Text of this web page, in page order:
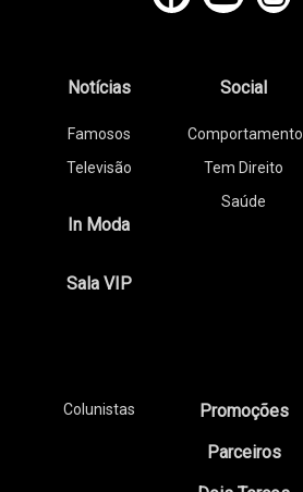
Notícias
Famosos
Televisão
In Moda
Sala VIP
Social
Comportamento
Tem Direito
Saúde
Colunistas
Promoções
Parceiros